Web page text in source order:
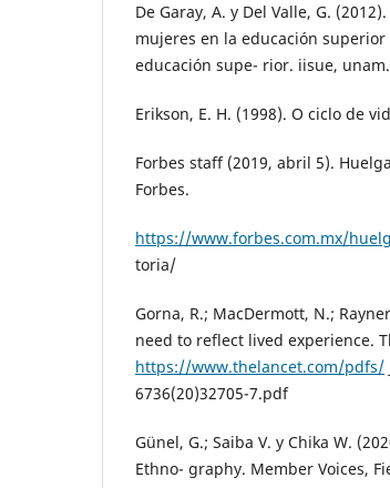
De Garay, A. y Del Valle, G.
mujeres en la educación
educación supe- rior. iisue, unam.
Erikson, E. H. (1998). O ciclo de
Forbes staff (2019, abril 5).
Forbes.
https://www.forbes.com.mx/
toria/
Gorna, R.; MacDermott, N.;
need to reflect lived experience.
https://www.thelancet.com/pdfs/
6736(20)32705-7.pdf
Günel, G.; Saiba V. y Chika W.
Ethno- graphy. Member Voices,